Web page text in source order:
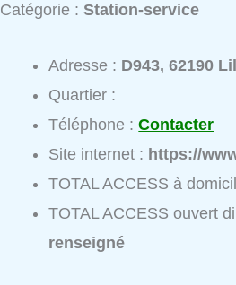
Catégorie :Station-service
Adresse : D943, 62190
Quartier :
Téléphone :Contacter
Site internet : https://
TOTAL ACCESS à
TOTAL ACCESS ouvert
renseigné